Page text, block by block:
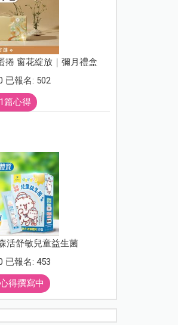
捲 窗花綻放｜彌月禮盒
已報名: 502
篇心得
活舒敏兒童益生菌
已報名: 453
得撰寫中